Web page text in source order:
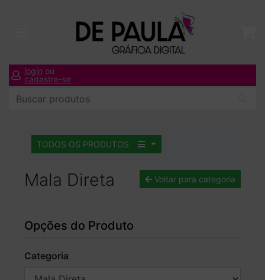
login ou
cadastre-se
TODOS OS PRODUTOS
Mala Direta Voltar para categoria
Opções do Produto
Categoria